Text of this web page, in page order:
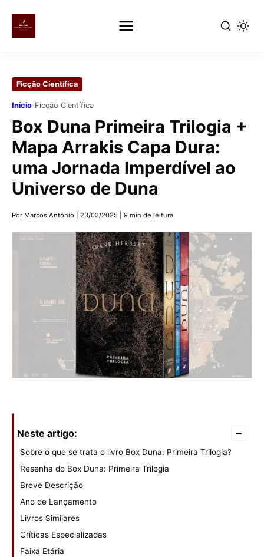
conteúdo
principal
Ficção Científica
Início›Ficção Científica
Box Duna Primeira Trilogia +
Mapa Arrakis Capa Dura:
uma Jornada Imperdível ao
Universo de Duna
Por Marcos Antônio 23/02/2025 9 min de leitura
Neste artigo: –
Sobre o que se trata o livro Box Duna: Primeira Trilogia?
Resenha do Box Duna: Primeira Trilogia
Breve Descrição
Ano de Lançamento
Livros Similares
Críticas Especializadas
Faixa Etária